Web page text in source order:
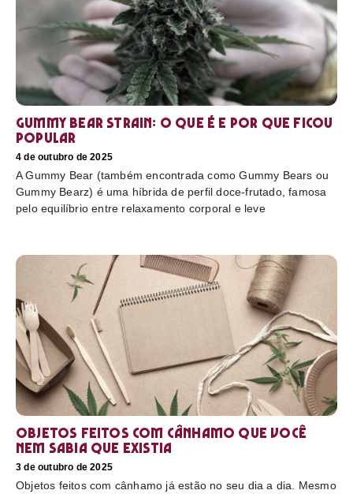
Gummy Bear Strain: o que é e por que ficou
popular
4 de outubro de 2025
A Gummy Bear (também encontrada como Gummy Bears ou
Gummy Bearz) é uma híbrida de perfil doce-frutado, famosa
pelo equilíbrio entre relaxamento corporal e leve
Objetos feitos com cânhamo que você
nem sabia que existia
3 de outubro de 2025
Objetos feitos com cânhamo já estão no seu dia a dia. Mesmo